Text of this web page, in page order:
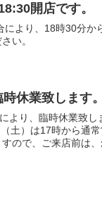
開店です。
により、18時30分
い。
休業致します。
より、臨時休業致
土）は17時から通
ので、ご来店前は、